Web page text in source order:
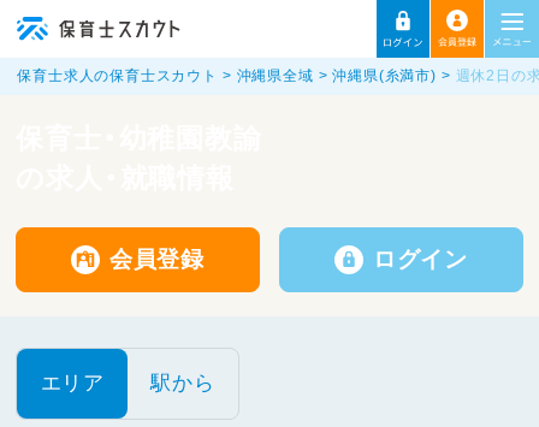
保育士求人の保育士スカウト 沖縄県全域 沖縄県(糸満市) 週休2日の
会員登録 ログイン
エリア 駅から